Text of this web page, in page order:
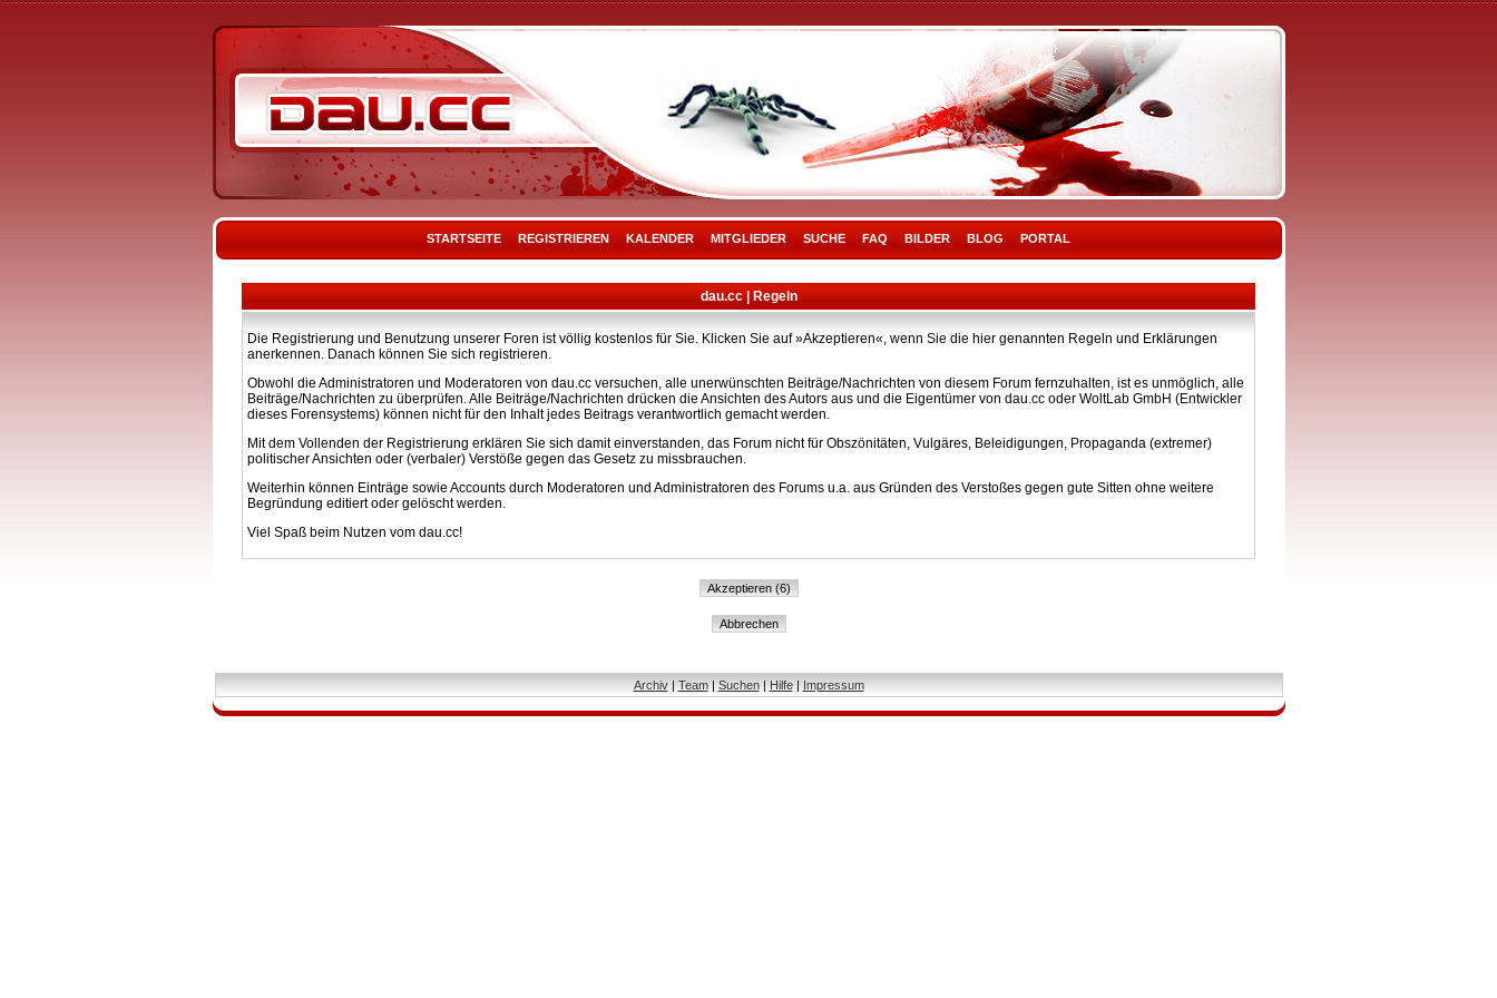
STARTSEITE REGISTRIEREN KALENDER MITGLIEDER SUCHE FAQ BILDER BLOG PORTAL
dau.cc | Regeln
Die Registrierung und Benutzung unserer Foren ist völlig kostenlos für Sie. Klicken Sie auf »Akzeptieren«, wenn Sie die hier genannten Regeln und Erklärungen
anerkennen. Danach können Sie sich registrieren.
Obwohl die Administratoren und Moderatoren von dau.cc versuchen, alle unerwünschten Beiträge/Nachrichten von diesem Forum fernzuhalten, ist es unmöglich, alle
Beiträge/Nachrichten zu überprüfen. Alle Beiträge/Nachrichten drücken die Ansichten des Autors aus und die Eigentümer von dau.cc oder WoltLab GmbH (Entwickler
dieses Forensystems) können nicht für den Inhalt jedes Beitrags verantwortlich gemacht werden.
Mit dem Vollenden der Registrierung erklären Sie sich damit einverstanden, das Forum nicht für Obszönitäten, Vulgäres, Beleidigungen, Propaganda (extremer)
politischer Ansichten oder (verbaler) Verstöße gegen das Gesetz zu missbrauchen.
Weiterhin können Einträge sowie Accounts durch Moderatoren und Administratoren des Forums u.a. aus Gründen des Verstoßes gegen gute Sitten ohne weitere
Begründung editiert oder gelöscht werden.
Viel Spaß beim Nutzen vom dau.cc!
Archiv| Team| Suchen| Hilfe| Impressum